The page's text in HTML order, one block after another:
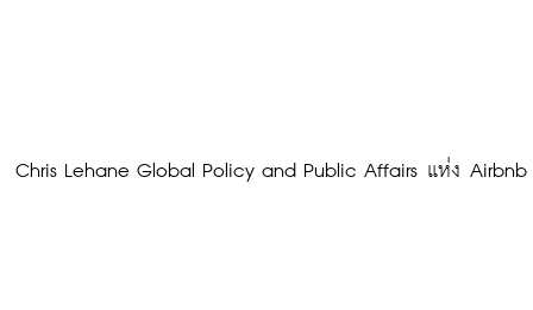
Chris Lehane Global Policy and Public Affairs แห่ง Airbnb